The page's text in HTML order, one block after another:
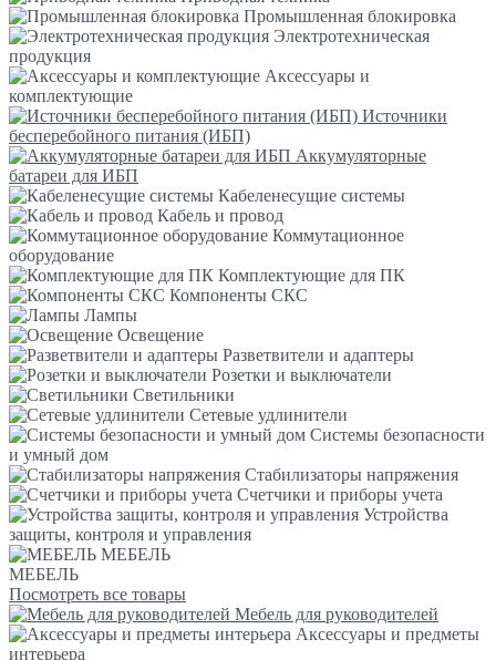
Промышленная блокировка
Электротехническая
продукция
Аксессуары и
комплектующие
Источники
бесперебойного питания (ИБП)
Аккумуляторные
батареи для ИБП
Кабеленесущие системы
Кабель и провод
Коммутационное
оборудование
Комплектующие для ПК
Компоненты СКС
Лампы
Освещение
Разветвители и адаптеры
Розетки и выключатели
Светильники
Сетевые удлинители
Системы безопасности
и умный дом
Стабилизаторы напряжения
Счетчики и приборы учета
Устройства
защиты, контроля и управления
МЕБЕЛЬ
МЕБЕЛЬ
Посмотреть все товары
Мебель для руководителей
Аксессуары и предметы
интерьера